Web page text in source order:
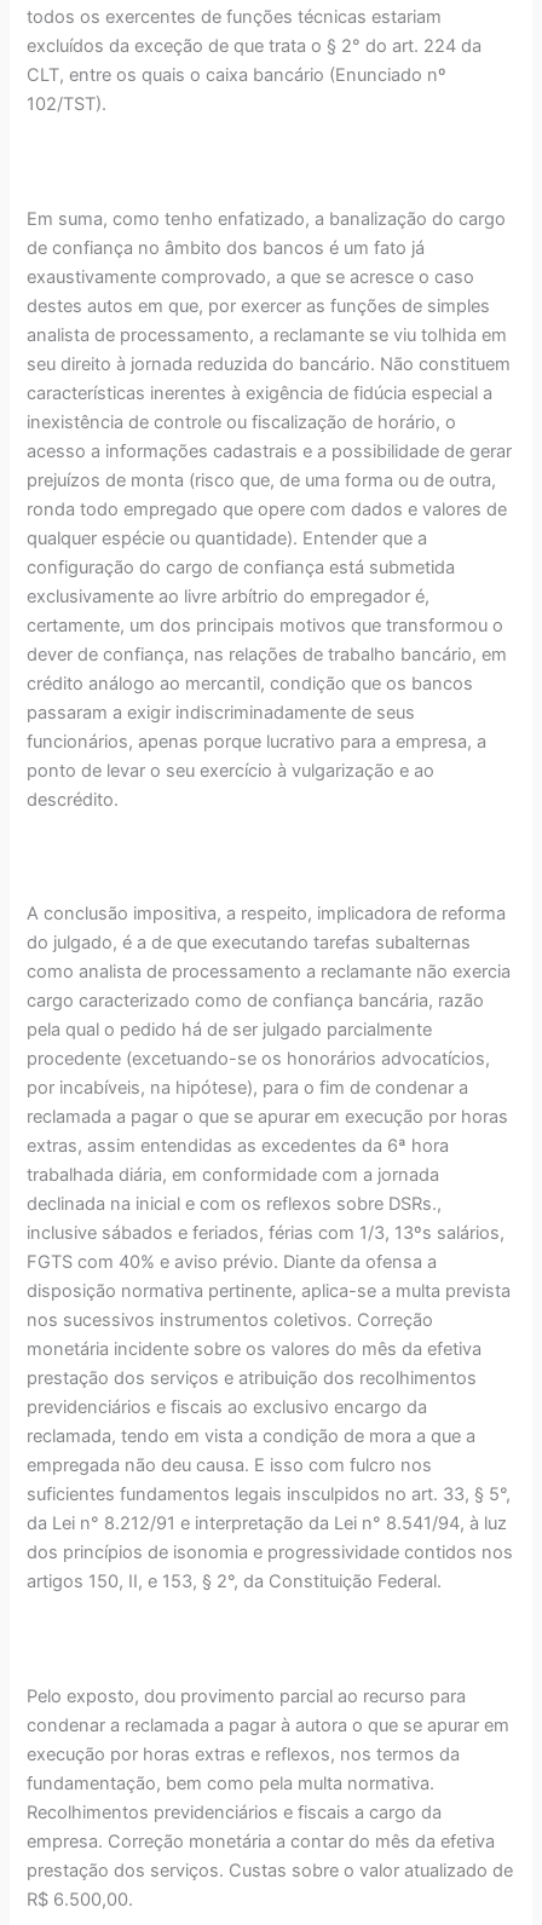
todos os exercentes de funções técnicas estariam
excluídos da exceção de que trata o § 2° do art. 224 da
CLT, entre os quais o caixa bancário (Enunciado nº
102/TST).
Em suma, como tenho enfatizado, a banalização do cargo
de confiança no âmbito dos bancos é um fato já
exaustivamente comprovado, a que se acresce o caso
destes autos em que, por exercer as funções de simples
analista de processamento, a reclamante se viu tolhida em
seu direito à jornada reduzida do bancário. Não constituem
características inerentes à exigência de fidúcia especial a
inexistência de controle ou fiscalização de horário, o
acesso a informações cadastrais e a possibilidade de gerar
prejuízos de monta (risco que, de uma forma ou de outra,
ronda todo empregado que opere com dados e valores de
qualquer espécie ou quantidade). Entender que a
configuração do cargo de confiança está submetida
exclusivamente ao livre arbítrio do empregador é,
certamente, um dos principais motivos que transformou o
dever de confiança, nas relações de trabalho bancário, em
crédito análogo ao mercantil, condição que os bancos
passaram a exigir indiscriminadamente de seus
funcionários, apenas porque lucrativo para a empresa, a
ponto de levar o seu exercício à vulgarização e ao
descrédito.
A conclusão impositiva, a respeito, implicadora de reforma
do julgado, é a de que executando tarefas subalternas
como analista de processamento a reclamante não exercia
cargo caracterizado como de confiança bancária, razão
pela qual o pedido há de ser julgado parcialmente
procedente (excetuando-se os honorários advocatícios,
por incabíveis, na hipótese), para o fim de condenar a
reclamada a pagar o que se apurar em execução por horas
extras, assim entendidas as excedentes da 6ª hora
trabalhada diária, em conformidade com a jornada
declinada na inicial e com os reflexos sobre DSRs.,
inclusive sábados e feriados, férias com 1/3, 13ºs salários,
FGTS com 40% e aviso prévio. Diante da ofensa a
disposição normativa pertinente, aplica-se a multa prevista
nos sucessivos instrumentos coletivos. Correção
monetária incidente sobre os valores do mês da efetiva
prestação dos serviços e atribuição dos recolhimentos
previdenciários e fiscais ao exclusivo encargo da
reclamada, tendo em vista a condição de mora a que a
empregada não deu causa. E isso com fulcro nos
suficientes fundamentos legais insculpidos no art. 33, § 5°,
da Lei n° 8.212/91 e interpretação da Lei n° 8.541/94, à luz
dos princípios de isonomia e progressividade contidos nos
artigos 150, II, e 153, § 2°, da Constituição Federal.
Pelo exposto, dou provimento parcial ao recurso para
condenar a reclamada a pagar à autora o que se apurar em
execução por horas extras e reflexos, nos termos da
fundamentação, bem como pela multa normativa.
Recolhimentos previdenciários e fiscais a cargo da
empresa. Correção monetária a contar do mês da efetiva
prestação dos serviços. Custas sobre o valor atualizado de
R$ 6.500,00.